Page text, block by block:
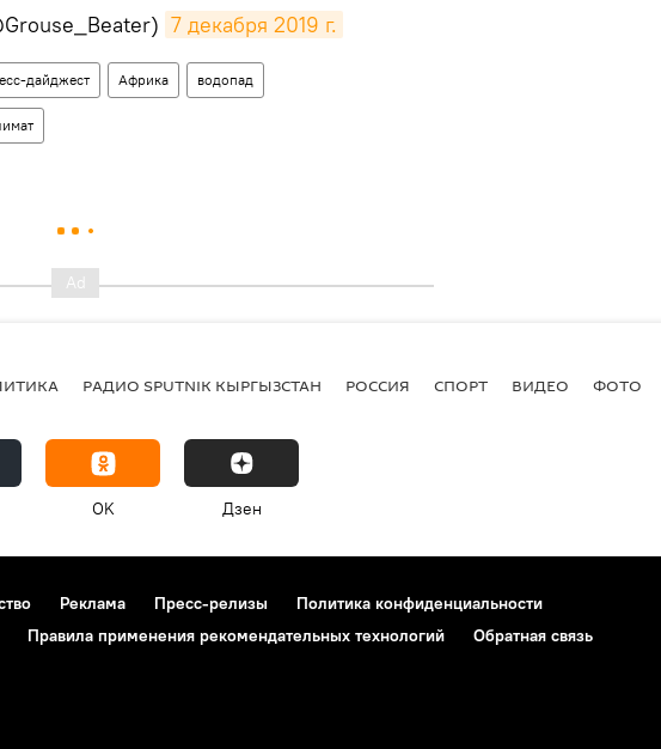
7 декабря 2019 г.
дайджест Африка водопад
РАДИО SPUTNIK КЫРГЫЗСТАН РОССИЯ СПОРТ ВИДЕО ФОТО
OK Дзен
Реклама Пресс-релизы
Политика конфиденциальности
Правила применения рекомендательных технологий Обратная связь